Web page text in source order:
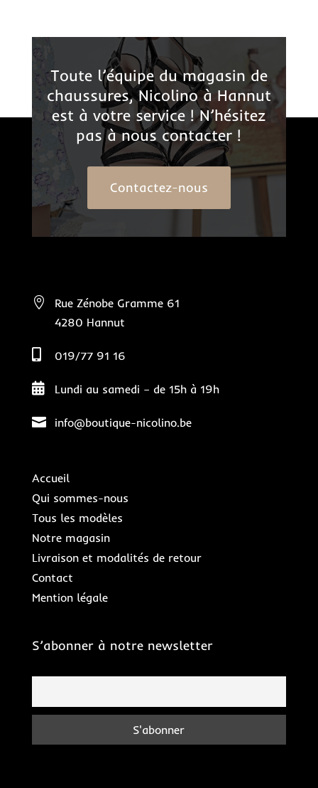
Toute l’équipe du magasin de
chaussures, Nicolino à Hannut
est à votre service ! N’hésitez
pas à nous contacter !
Contactez-nous

Rue Zénobe Gramme 61
4280 Hannut
 019/77 91 16
 Lundi au samedi – de 15h à 19h
 info@boutique-nicolino.be
Accueil
Qui sommes-nous
Tous les modèles
Notre magasin
Livraison et modalités de retour
Contact
Mention légale
S’abonner à notre newsletter